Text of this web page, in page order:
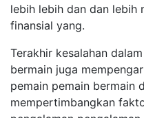
lebih lebih dan dan lebih
finansial yang.
Terakhir kesalahan
bermain juga
pemain pemain bermain
mempertimbangkan